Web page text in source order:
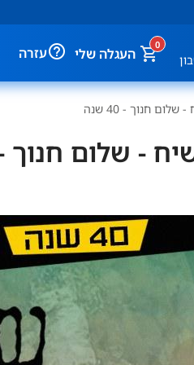
העגלה שלי
0
help_outlineעזרה
חנוך - 40 שנה
- שלום חנוך - 40